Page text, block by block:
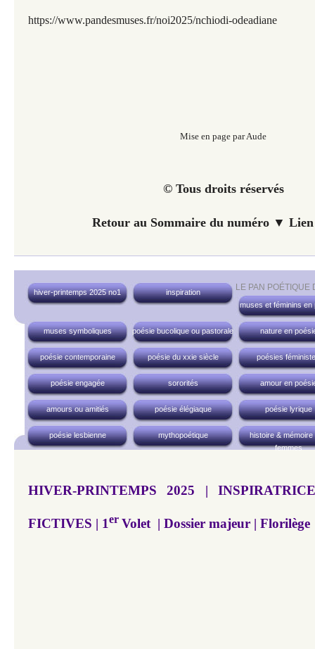
https://www.pandesmuses.fr/noi2025/nchiodi-odeadiane
Mise en page par Aude
© Tous droits réservés
Retour au Sommaire du numéro ▼
LE PAN POÉTIQUE
hiver-printemps 2025 no1
inspiration
muses et féminins en
muses symboliques poésie bucolique ou pastorale nature en
poésie contemporaine poésie du xxie siècle poésies
poésie engagée sororités amour en
amours ou amitiés poésie élégiaque poésie lyrique
poésie lesbienne mythopoétique
histoire & mémoire
femmes
HIVER-PRINTEMPS 2025 |
FICTIVES | 1er Volet | Dossier majeur | Florilège